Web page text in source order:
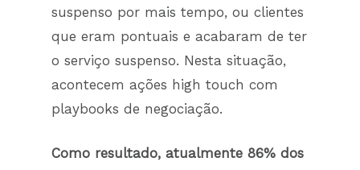
suspenso por mais tempo, ou clientes
que eram pontuais e acabaram de ter
o serviço suspenso. Nesta situação,
acontecem ações high touch com
playbooks de negociação.
Como resultado, atualmente 86% dos